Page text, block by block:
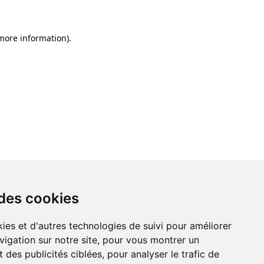
cookies
et d'autres technologies de suivi pour améliorer
sur notre site, pour vous montrer un
des publicités ciblées, pour analyser le trafic de
information).